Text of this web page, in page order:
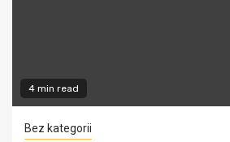
4 min read
Bez kategorii